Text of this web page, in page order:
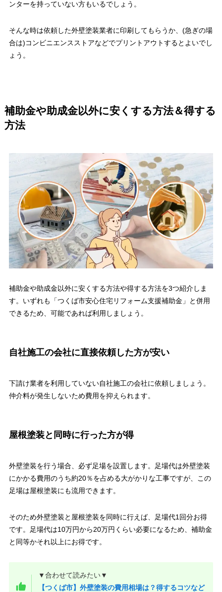
ンターを持っていない方もいるでしょう。
そんな時は依頼した外壁塗装業者に印刷してもらうか、(急ぎの場
合は)コンビニエンスストアなどでプリントアウトするとよいでし
ょう。
補助金や助成金以外に安くする方法＆得する
方法
補助金や助成金以外に安くする方法や得する方法を3つ紹介しま
す。いずれも「つくば市安心住宅リフォーム支援補助金」と併用
できるため、可能であれば利用しましょう。
自社施工の会社に直接依頼した方が安い
下請け業者を利用していない自社施工の会社に依頼しましょう。
仲介料が発生しないため費用を抑えられます。
屋根塗装と同時に行った方が得
外壁塗装を行う場合、必ず足場を設置します。足場代は外壁塗装
にかかる費用のうち約20％を占める大がかりな工事ですが、この
足場は屋根塗装にも流用できます。
そのため外壁塗装と屋根塗装を同時に行えば、足場代1回分お得
です。足場代は10万円から20万円くらい必要になるため、補助金
と同等かそれ以上にお得です。
▼合わせて読みたい▼
【つくば市】外壁塗装の費用相場は？得するコツなど